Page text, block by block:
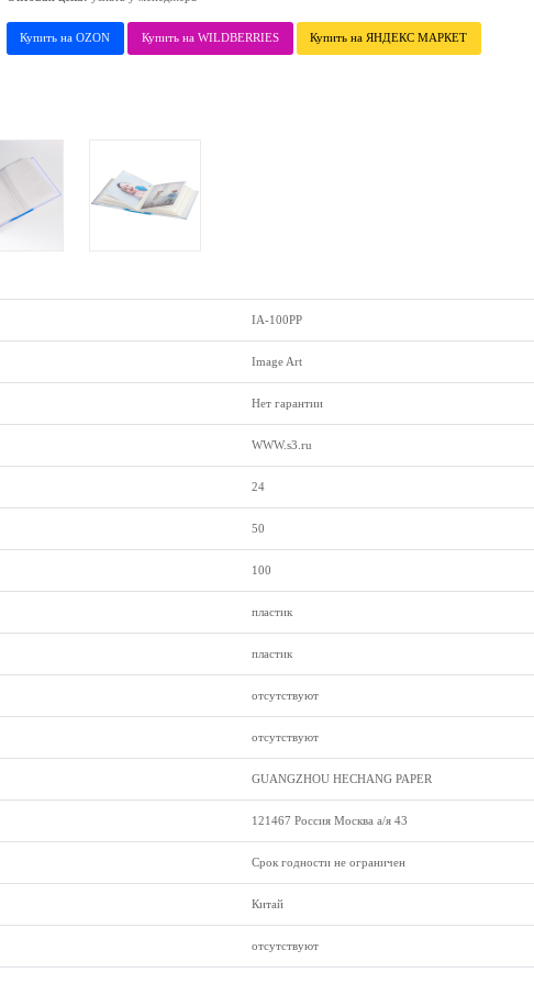
Купить на OZON Купить на WILDBERRIES Купить на ЯНДЕКС МАРКЕТ
IA-100PP
Image Art
Нет гарантии
WWW.s3.ru
24
50
100
пластик
пластик
отсутствуют
отсутствуют
GUANGZHOU HECHANG PAPER
121467 Россия Москва а/я 43
Срок годности не ограничен
Китай
отсутствуют